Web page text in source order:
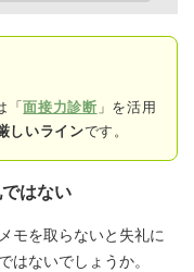
「面接力診断 」を活用
しいラインです。
はない
モを取らないと失礼に
はないでしょうか。